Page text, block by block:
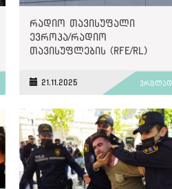
რადიო თავისუფალი
ევროპა/რადიო
თავისუფლების (RFE/RL)
მუშაობა შეწყვიტა
21.11.2025 ვრცლად